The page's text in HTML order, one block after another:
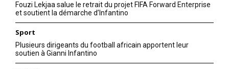
Fouzi Lekjaa salue le retrait du projet FIFA Forward Enterprise
et soutient la démarche d’Infantino
Sport
Plusieurs dirigeants du football africain apportent leur
soutien à Gianni Infantino